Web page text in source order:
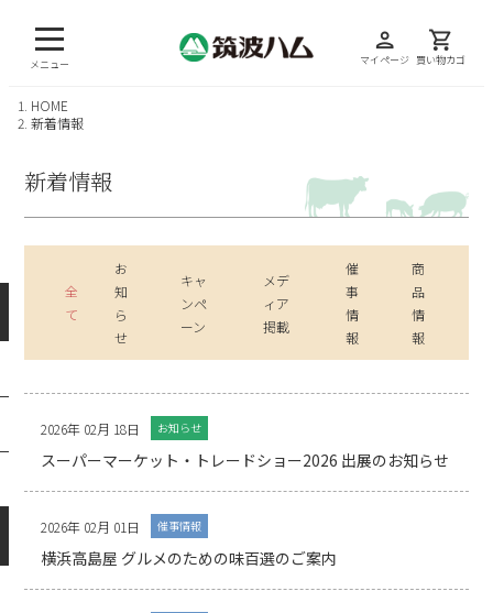
メニュー
person
マイページ
shopping_cart
買い物カゴ
HOME
新着情報
新着情報
全
て
お
知
ら
せ
キャ
ンペ
ーン
メデ
ィア
掲載
催
事
情
報
商
品
情
報
2026年 02月 18日 お知らせ
スーパーマーケット・トレードショー2026 出展のお知らせ
2026年 02月 01日 催事情報
横浜高島屋 グルメのための味百選のご案内